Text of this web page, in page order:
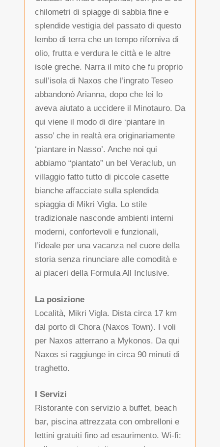
chilometri di spiagge di sabbia fine e
splendide vestigia del passato di questo
lembo di terra che un tempo riforniva di
olio, frutta e verdura le città e le altre
isole greche. Narra il mito che fu proprio
sull’isola di Naxos che l’ingrato Teseo
abbandonò Arianna, dopo che lei lo
aveva aiutato a uccidere il Minotauro. Da
qui viene il modo di dire ‘piantare in
asso’ che in realtà era originariamente
‘piantare in Nasso’. Anche noi qui
abbiamo “piantato” un bel Veraclub, un
villaggio fatto tutto di piccole casette
bianche affacciate sulla splendida
spiaggia di Mikri Vigla. Lo stile
tradizionale nasconde ambienti interni
moderni, confortevoli e funzionali,
l’ideale per una vacanza nel cuore della
storia senza rinunciare alle comodità e
ai piaceri della Formula All Inclusive.
La posizione
Località, Mikri Vigla. Dista circa 17 km
dal porto di Chora (Naxos Town). I voli
per Naxos atterrano a Mykonos. Da qui
Naxos si raggiunge in circa 90 minuti di
traghetto.
I Servizi
Ristorante con servizio a buffet, beach
bar, piscina attrezzata con ombrelloni e
lettini gratuiti fino ad esaurimento. Wi-fi: